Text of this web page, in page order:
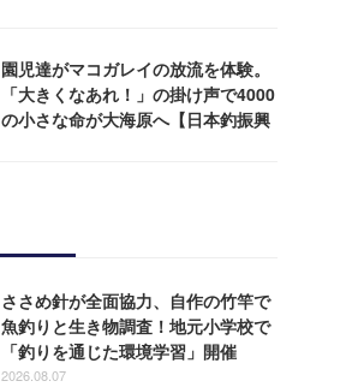
園児達がマコガレイの放流を体験。
「大きくなあれ！」の掛け声で4000
の小さな命が大海原へ【日本釣振興
ささめ針が全面協力、自作の竹竿で
魚釣りと生き物調査！地元小学校で
「釣りを通じた環境学習」開催
2026.08.07